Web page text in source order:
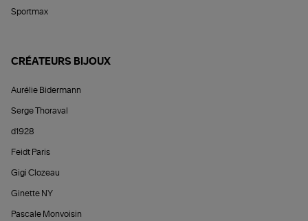
Sportmax
CRÉATEURS BIJOUX
Aurélie Bidermann
Serge Thoraval
d1928
Feidt Paris
Gigi Clozeau
Ginette NY
Pascale Monvoisin